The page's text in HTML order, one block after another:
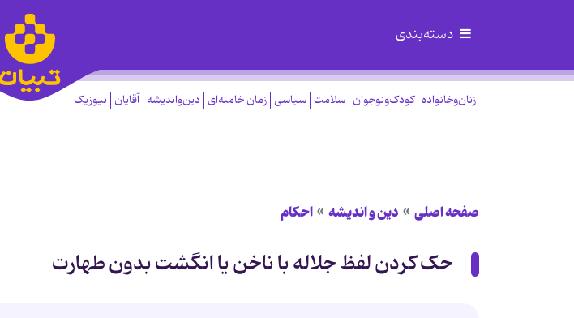
دسته‌بندی
زنان‌وخانواده کودک‌ونوجوان سلامت سیاسی زمان خامنه‌ای دین‌واندیشه آقایان نیوزیک
صفحه اصلی دین و اندیشه احکام
حک کردن لفظ جلاله با ناخن یا انگشت بدون طهارت